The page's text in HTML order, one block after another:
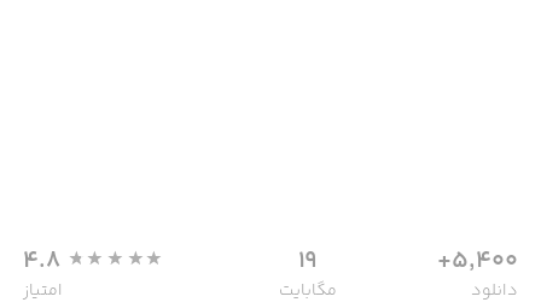
5,400+
دانلود
19
مگابایت
4.8
امتیاز